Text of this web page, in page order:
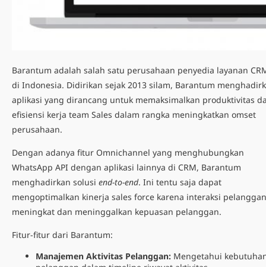
Barantum adalah salah satu perusahaan penyedia layanan
di Indonesia. Didirikan sejak 2013 silam, Barantum
aplikasi yang dirancang untuk memaksimalkan produktivitas
efisiensi kerja team Sales dalam rangka meningkatkan omset
perusahaan.
Dengan adanya fitur Omnichannel yang menghubungkan
WhatsApp API dengan aplikasi lainnya di CRM, Barantum
menghadirkan solusi end-to-end. Ini tentu saja dapat
mengoptimalkan kinerja sales force karena interaksi pelanggan
meningkat dan meninggalkan kepuasan pelanggan.
Fitur-fitur dari Barantum:
Manajemen Aktivitas Pelanggan: Mengetahui